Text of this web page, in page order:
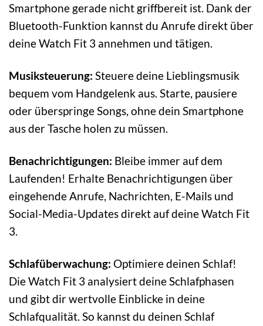
Smartphone gerade nicht griffbereit ist. Dank der
Bluetooth-Funktion kannst du Anrufe direkt über
deine Watch Fit 3 annehmen und tätigen.
Musiksteuerung: Steuere deine Lieblingsmusik
bequem vom Handgelenk aus. Starte, pausiere
oder überspringe Songs, ohne dein Smartphone
aus der Tasche holen zu müssen.
Benachrichtigungen: Bleibe immer auf dem
Laufenden! Erhalte Benachrichtigungen über
eingehende Anrufe, Nachrichten, E-Mails und
Social-Media-Updates direkt auf deine Watch Fit
3.
Schlafüberwachung: Optimiere deinen Schlaf!
Die Watch Fit 3 analysiert deine Schlafphasen
und gibt dir wertvolle Einblicke in deine
Schlafqualität. So kannst du deinen Schlaf